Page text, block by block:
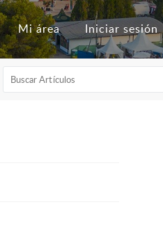
Mi área Iniciar sesión